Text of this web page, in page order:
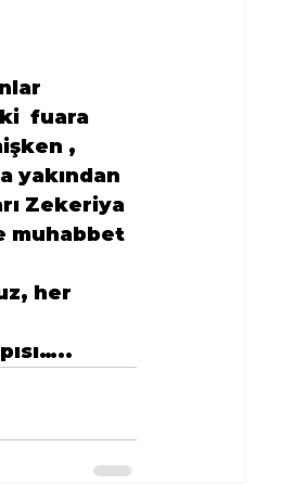
fuara
,
yakından
Zekeriya
muhabbet
her